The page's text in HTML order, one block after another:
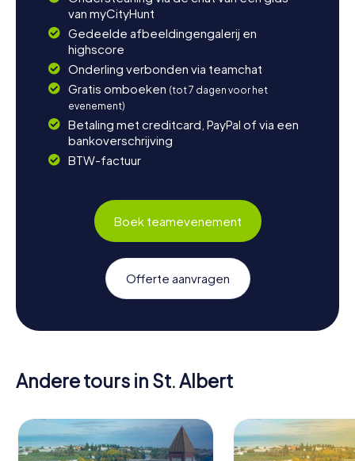
van myCityHunt
Gedeelde afbeeldingengalerij en
highscore
Onderling verbonden via teamchat
Gratis omboeken (tot 7 dagen voor het
evenement)
Betaling met creditcard, PayPal of via een
bankoverschrijving
BTW-factuur
Boek teamevenement
Offerte aanvragen
Andere tours in St. Albert